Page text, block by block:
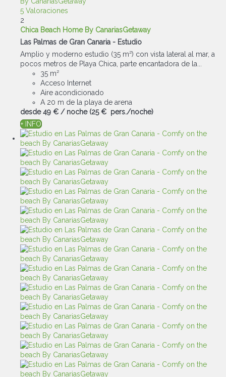
5 Valoraciones
2
Chica Beach Home By CanariasGetaway
Las Palmas de Gran Canaria - Estudio
Amplio y moderno estudio (35 m²) con vista lateral al mar, a
pocos metros de Playa Chica, parte encantadora de la...
35 m²
Acceso Internet
Aire acondicionado
A 20 m de la playa de arena
desde 49 € / noche (25 € pers./noche)
+ INFO